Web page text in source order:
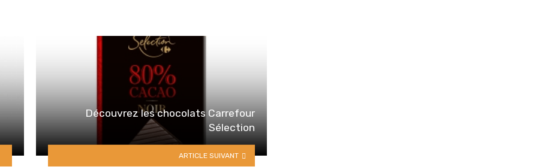
Découvrez les chocolats Carrefour
Sélection
ARTICLE SUIVANT